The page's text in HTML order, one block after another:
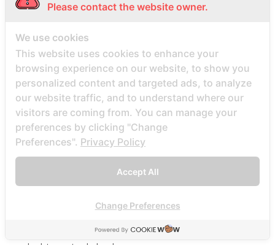
BeautifulPeople review
beautifulpeople-inceleme yorumlar
bedste land at finde postordrebrud
bedste land til postordre brud reddit
bedste lande til en postordrebrud
bedste mail ordre brude sider anmeldelser
bedste mail ordre brudewebsted
bedste postordre brud agentur reddit
bedste postordre brud nogensinde
bedste postordre brudefirma
bedste postordre brudeland
Please contact the website owner.
We use cookies
This website uses cookies to enhance your
browsing experience on our website, to show you
personalized content and targeted ads, to analyze
our website traffic, and to understand where our
visitors are coming from. You can manage your
preferences by clicking "Change
Preferences". Privacy Policy
Accept All
Change Preferences